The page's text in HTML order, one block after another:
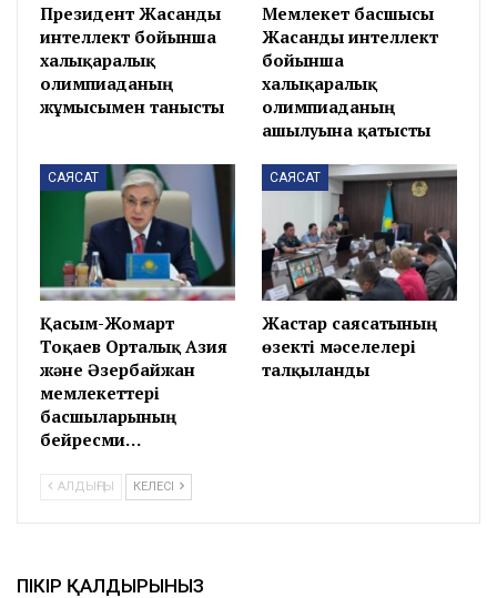
Президент Жасанды
интеллект бойынша
халықаралық
олимпиаданың
жұмысымен танысты
Мемлекет басшысы
Жасанды интеллект
бойынша
халықаралық
олимпиаданың
ашылуына қатысты
САЯСАТ
Қасым-Жомарт
Тоқаев Орталық Азия
және Әзербайжан
мемлекеттері
басшыларының
бейресми…
САЯСАТ
Жастар саясатының
өзекті мәселелері
талқыланды
АЛДЫҢҒЫ КЕЛЕСІ
ПІКІР ҚАЛДЫРЫНЫЗ